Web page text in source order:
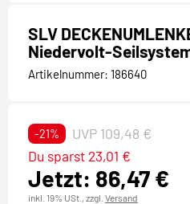
SLV
Niedervolt-
Artikelnummer: 186640
-21% UVP 109,48 €
Jetzt: 86,47 €
Du sparst 23,01 €
inkl. 19% USt., zzgl. Versand